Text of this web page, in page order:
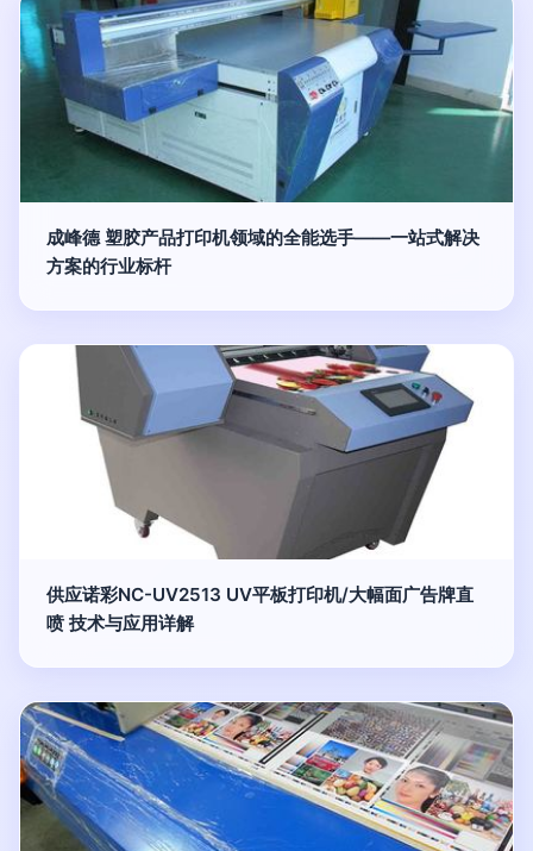
成峰德 塑胶产品打印机领域的全能选手——一站式解决
方案的行业标杆
供应诺彩NC-UV2513 UV平板打印机/大幅面广告牌直
喷 技术与应用详解